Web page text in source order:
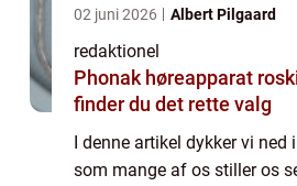
02 juni 2026 Albert Pilgaard
redaktionel
Phonak høreapparat roskilde
finder du det rette valg
I denne artikel dykker vi ned
som mange af os stiller os